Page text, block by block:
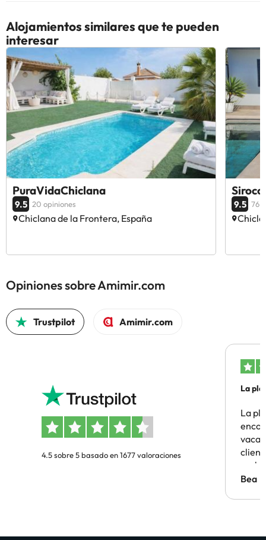
Alojamientos similares que te pueden
interesar
PuraVidaChiclana
9.5 20 opiniones
Chiclana de la Frontera, España
9.5 76
Opiniones sobre Amimir.com
Trustpilot Amimir.com
4.5 sobre 5 basado en 1677 valoraciones
La
La
Bea